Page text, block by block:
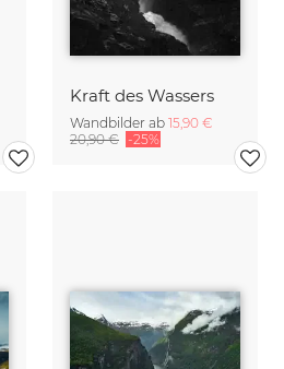
Kraft des Wassers
Wandbilder ab 15,90 €
20,90 € -25%